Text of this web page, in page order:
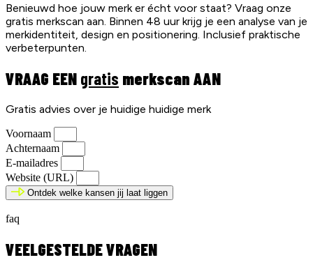
Benieuwd hoe jouw merk er écht voor staat? Vraag onze
gratis merkscan aan. Binnen 48 uur krijg je een analyse van je
merkidentiteit, design en positionering. Inclusief praktische
verbeterpunten.
VRAAG EEN gratis merkscan AAN
Gratis advies over je huidige huidige merk
Voornaam
Achternaam
E-mailadres
Website (URL)
Ontdek welke kansen jij laat liggen
faq
VEELGESTELDE VRAGEN